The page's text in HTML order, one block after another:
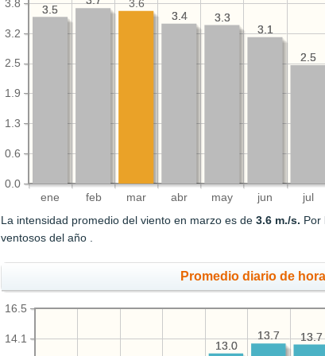
ene feb mar abr may jun jul
0.0
0.6
1.3
1.9
2.5
3.2
3.8
2.5
3.1
3.3
3.4
3.5
2.5
3.1
3.3
3.4
3.6
3.5
La intensidad promedio del viento en marzo es de3.6 m./s. Por
ventosos del año .
Promedio diario de
14.1
16.5
13.7
13.7
13.0
13.7
13.7
13.0